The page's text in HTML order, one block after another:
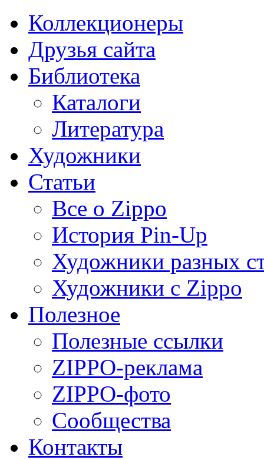
Коллекционеры
Друзья сайта
Библиотека
Каталоги
Литература
Художники
Статьи
Все о Zippo
История Pin-Up
Художники разных
Художники с Zippo
Полезное
Полезные ссылки
ZIPPO-реклама
ZIPPO-фото
Сообщества
Контакты